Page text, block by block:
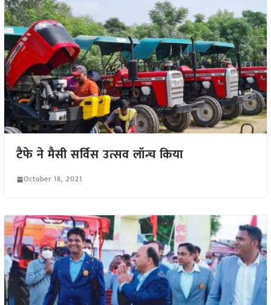
टैफे ने मैसी सर्विस उत्सव लॉन्च किया
October 18, 2021